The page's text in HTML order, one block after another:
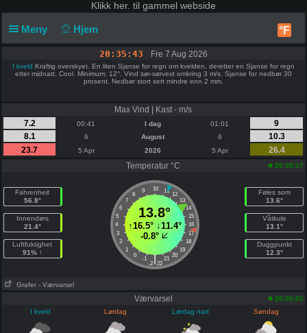
Klikk her. til gammel webside
Meny Hjem °F
20:35:44 Fre 7 Aug 2026
I kveld Kraftig overskyet. En liten Sjanse for regn om kvelden, deretter en Sjanse for regn
etter midnatt. Cool. Minimum: 12°. Vind sør-sørvest omkring 3 m/s. Sjanse for nedbør 30
prosent. Nedbør stort sett mindre enn 2 mm.
Max Vind | Kast - m/s
7.2
00:41 I dag 01:01
9
8.1
6 August 6
10.3
23.7
5 Apr 2026 5 Apr
26.4
Temperatur °C
20:35:17
Fahrenheit
56.8°
Innendørs
21.4°
Luftfuktighet
91% ↑
10
9 11
8
12
7
13
6
14
5
15
4
16
3
17
2
18
1
19
0
20
-1 21
|
-2 22
13.8°
↑16.5°↓11.4°
-0.8°
Føles som
13.6°
Våtkule
13.1°
Duggpunkt
12.3°
Grafer - Værvarsel
Værvarsel
20:00:00
I kveld
Lørdag Lørdag natt Søndag